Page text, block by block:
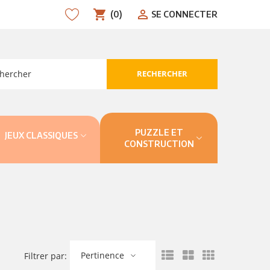
shopping_cart (0) person_outline SE CONNECTER
search
RECHERCHER
JEUX CLASSIQUES
PUZZLE ET
CONSTRUCTION
Filtrer par: Pertinence